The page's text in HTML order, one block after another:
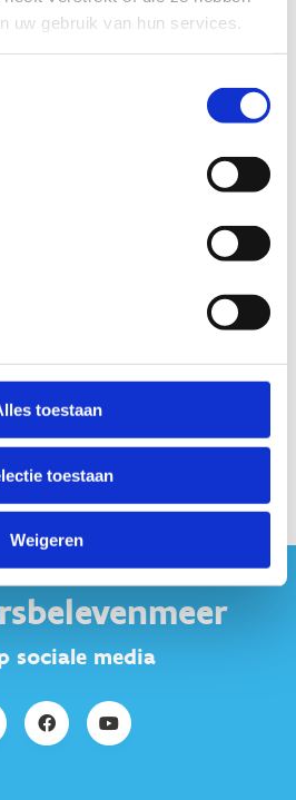
uw gebruik van hun services.
toestaan
toestaan
Weigeren
in het werkveld en met
met iedereen betrokken bij
en 10 oplossingen voor
sportdomeinen
sociale media